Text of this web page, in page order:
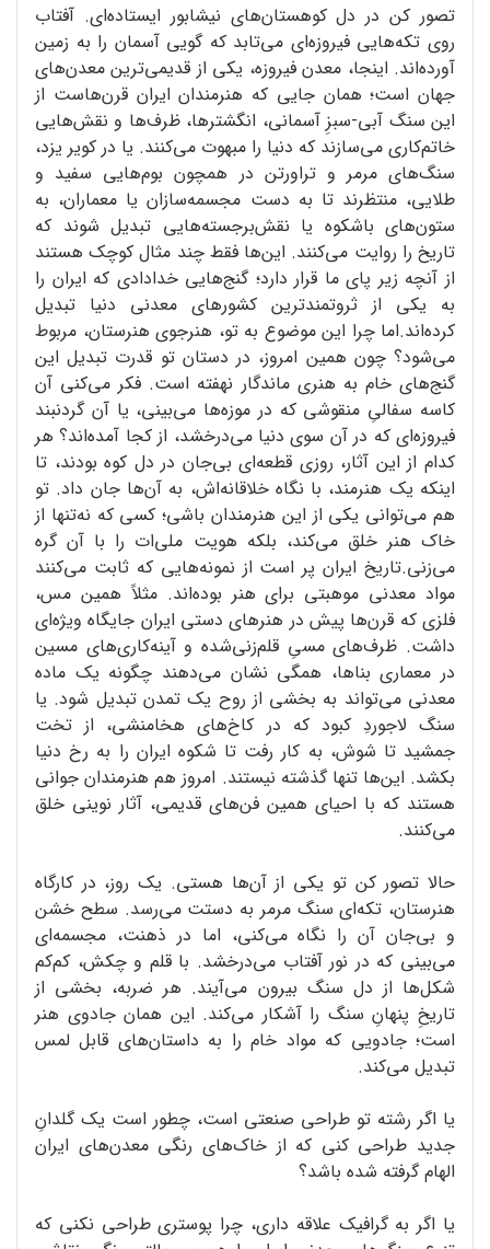
تصور کن در دل کوهستان‌های نیشابور ایستاده‌ای. آفتاب
روی تکه‌هایی فیروزه‌ای می‌تابد که گویی آسمان را به زمین
آورده‌اند. اینجا، معدن فیروزه، یکی از قدیمی‌ترین معدن‌های
جهان است؛ همان جایی که هنرمندان ایران قرن‌هاست از
این سنگ آبی-سبزِ آسمانی، انگشترها، ظرف‌ها و نقش‌هایی
خاتم‌کاری می‌سازند که دنیا را مبهوت می‌کنند. یا در کویر یزد،
سنگ‌های مرمر و تراورتن در همچون بوم‌هایی سفید و
طلایی، منتظرند تا به دست مجسمه‌سازان یا معماران، به
ستون‌های باشکوه یا نقش‌برجسته‌هایی تبدیل شوند که
تاریخ را روایت می‌کنند. این‌ها فقط چند مثال کوچک هستند
از آنچه زیر پای ما قرار دارد؛ گنج‌هایی خدادادی که ایران را
به یکی از ثروتمندترین کشورهای معدنی دنیا تبدیل
کرده‌اند.اما چرا این موضوع به تو، هنرجوی هنرستان، مربوط
می‌شود؟ چون همین امروز، در دستان تو قدرت تبدیل این
گنج‌های خام به هنری ماندگار نهفته است. فکر می‌کنی آن
کاسه سفالیِ منقوشی که در موزه‌ها می‌بینی، یا آن گردنبند
فیروزه‌ای که در آن سوی دنیا می‌درخشد، از کجا آمده‌اند؟ هر
کدام از این آثار، روزی قطعه‌ای بی‌جان در دل کوه بودند، تا
اینکه یک هنرمند، با نگاه خلاقانه‌اش، به آن‌ها جان داد. تو
هم می‌توانی یکی از این هنرمندان باشی؛ کسی که نه‌تنها از
خاک هنر خلق می‌کند، بلکه هویت ملی‌ات را با آن گره
می‌زنی.تاریخ ایران پر است از نمونه‌هایی که ثابت می‌کنند
مواد معدنی موهبتی برای هنر بوده‌اند. مثلاً همین مس،
فلزی که قرن‌ها پیش در هنرهای دستی ایران جایگاه ویژه‌ای
داشت. ظرف‌های مسیِ قلم‌زنی‌شده و آینه‌کاری‌های مسین
در معماری بناها، همگی نشان می‌دهند چگونه یک ماده
معدنی می‌تواند به بخشی از روح یک تمدن تبدیل شود. یا
سنگ لاجوردِ کبود که در کاخ‌های هخامنشی، از تخت
جمشید تا شوش، به کار رفت تا شکوه ایران را به رخ دنیا
بکشد. این‌ها تنها گذشته نیستند. امروز هم هنرمندان جوانی
هستند که با احیای همین فن‌های قدیمی، آثار نوینی خلق
می‌کنند.
حالا تصور کن تو یکی از آن‌ها هستی. یک روز، در کارگاه
هنرستان، تکه‌ای سنگ مرمر به دستت می‌رسد. سطح خشن
و بی‌جان آن را نگاه می‌کنی، اما در ذهنت، مجسمه‌ای
می‌بینی که در نور آفتاب می‌درخشد. با قلم و چکش، کم‌کم
شکل‌ها از دل سنگ بیرون می‌آیند. هر ضربه، بخشی از
تاریخِ پنهانِ سنگ را آشکار می‌کند. این همان جادوی هنر
است؛ جادویی که مواد خام را به داستان‌های قابل لمس
تبدیل می‌کند.
یا اگر رشته تو طراحی صنعتی است، چطور است یک گلدانِ
جدید طراحی کنی که از خاک‌های رنگی معدن‌های ایران
الهام گرفته شده باشد؟
یا اگر به گرافیک علاقه داری، چرا پوستری طراحی نکنی که